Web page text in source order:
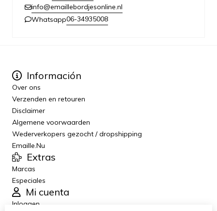
info@emaillebordjesonline.nl
Whatsapp06-34935008
Información
Over ons
Verzenden en retouren
Disclaimer
Algemene voorwaarden
Wederverkopers gezocht / dropshipping
Emaille.Nu
Extras
Marcas
Especiales
Mi cuenta
Inloggen